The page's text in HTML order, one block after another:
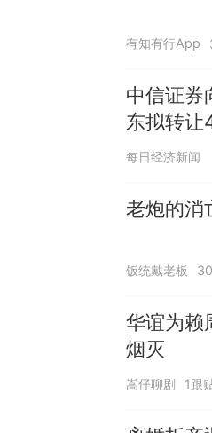
有知有行App
中信证券
东拟转让
参
每日经济新闻
老炮的消
饭统戴老板
华谊为赖
烟灭
嵩仔聊剧 1跟